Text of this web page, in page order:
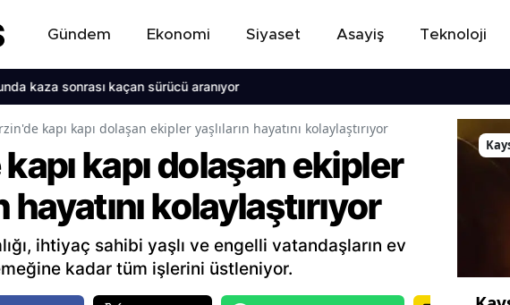
Gündem Ekonomi Siyaset Asayiş Teknoloji
sonrası kaçan sürücü aranıyor
kapı kapı dolaşan ekipler yaşlıların hayatını kolaylaştırıyor
kapı dolaşan ekipler
hayatını kolaylaştırıyor
ihtiyaç sahibi yaşlı ve engelli vatandaşların ev
kadar tüm işlerini üstleniyor.